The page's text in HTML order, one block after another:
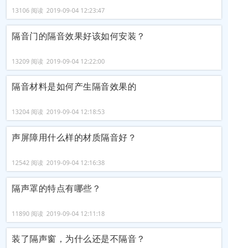
13106 阅读 2019-09-04 12:23:47
隔音门的隔音效果好该如何安装？
13209 阅读 2019-09-04 12:22:00
隔音材料是如何产生隔音效果的
13204 阅读 2019-09-04 12:18:53
声屏障用什么样的材质隔音好？
12542 阅读 2019-09-04 12:16:38
隔声罩的特点有哪些？
11890 阅读 2019-09-04 12:11:18
装了隔声窗，为什么还是不隔音？